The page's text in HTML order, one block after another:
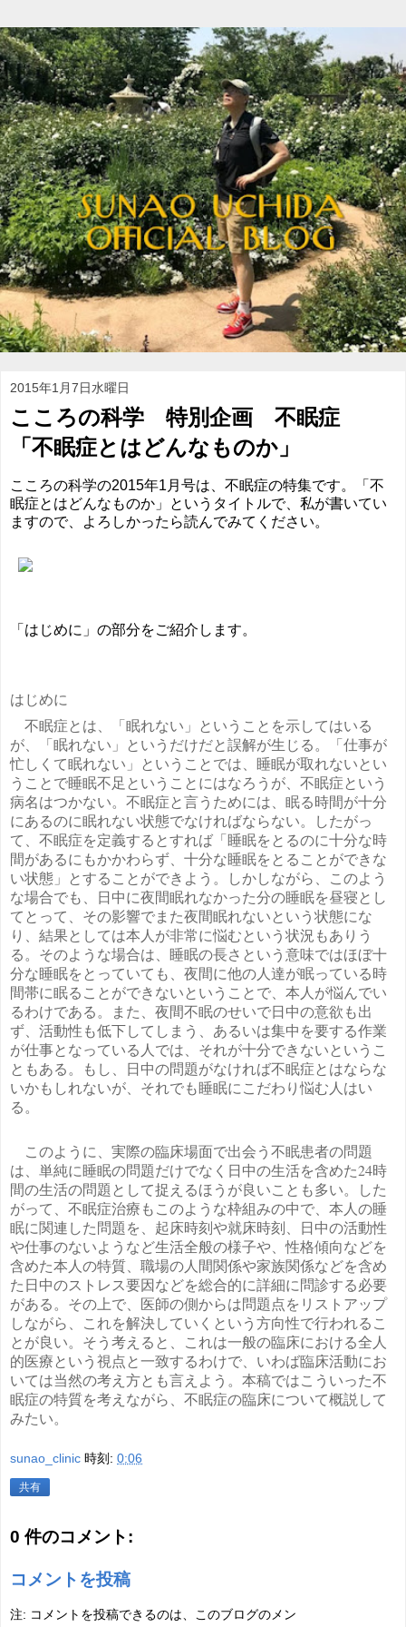
2015年1月7日水曜日
こころの科学 特別企画 不眠症
「不眠症とはどんなものか」
こころの科学の2015年1月号は、不眠症の特集です。「不
眠症とはどんなものか」というタイトルで、私が書いてい
ますので、よろしかったら読んでみてください。
「はじめに」の部分をご紹介します。
はじめに
不眠症とは、「眠れない」ということを示してはいる
が、「眠れない」というだけだと誤解が生じる。「仕事が
忙しくて眠れない」ということでは、睡眠が取れないとい
うことで睡眠不足ということにはなろうが、不眠症という
病名はつかない。不眠症と言うためには、眠る時間が十分
にあるのに眠れない状態でなければならない。したがっ
て、不眠症を定義するとすれば「睡眠をとるのに十分な時
間があるにもかかわらず、十分な睡眠をとることができな
い状態」とすることができよう。しかしながら、このよう
な場合でも、日中に夜間眠れなかった分の睡眠を昼寝とし
てとって、その影響でまた夜間眠れないという状態にな
り、結果としては本人が非常に悩むという状況もありう
る。そのような場合は、睡眠の長さという意味ではほぼ十
分な睡眠をとっていても、夜間に他の人達が眠っている時
間帯に眠ることができないということで、本人が悩んでい
るわけである。また、夜間不眠のせいで日中の意欲も出
ず、活動性も低下してしまう、あるいは集中を要する作業
が仕事となっている人では、それが十分できないというこ
ともある。もし、日中の問題がなければ不眠症とはならな
いかもしれないが、それでも睡眠にこだわり悩む人はい
る。
このように、実際の臨床場面で出会う不眠患者の問題
は、単純に睡眠の問題だけでなく日中の生活を含めた24時
間の生活の問題として捉えるほうが良いことも多い。した
がって、不眠症治療もこのような枠組みの中で、本人の睡
眠に関連した問題を、起床時刻や就床時刻、日中の活動性
や仕事のないようなど生活全般の様子や、性格傾向などを
含めた本人の特質、職場の人間関係や家族関係などを含め
た日中のストレス要因などを総合的に詳細に問診する必要
がある。その上で、医師の側からは問題点をリストアップ
しながら、これを解決していくという方向性で行われるこ
とが良い。そう考えると、これは一般の臨床における全人
的医療という視点と一致するわけで、いわば臨床活動にお
いては当然の考え方とも言えよう。本稿ではこういった不
眠症の特質を考えながら、不眠症の臨床について概説して
みたい。
sunao_clinic 時刻: 0:06
共有
0 件のコメント:
コメントを投稿
注: コメントを投稿できるのは、このブログのメン